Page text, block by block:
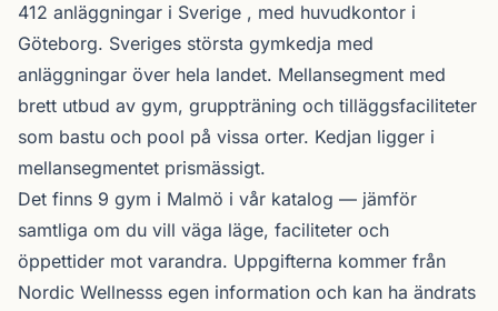
412 anläggningar i Sverige , med huvudkontor i
Göteborg. Sveriges största gymkedja med
anläggningar över hela landet. Mellansegment med
brett utbud av gym, gruppträning och tilläggsfaciliteter
som bastu och pool på vissa orter. Kedjan ligger i
mellansegmentet prismässigt.
Det finns 9 gym i Malmö i vår katalog — jämför
samtliga om du vill väga läge, faciliteter och
öppettider mot varandra. Uppgifterna kommer från
Nordic Wellnesss egen information och kan ha ändrats